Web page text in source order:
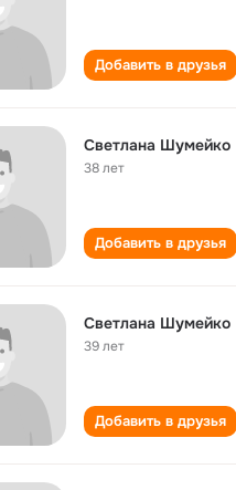
Добавить в друзья
Светлана Шумейко
38 лет
Добавить в друзья
Светлана Шумейко
39 лет
Добавить в друзья